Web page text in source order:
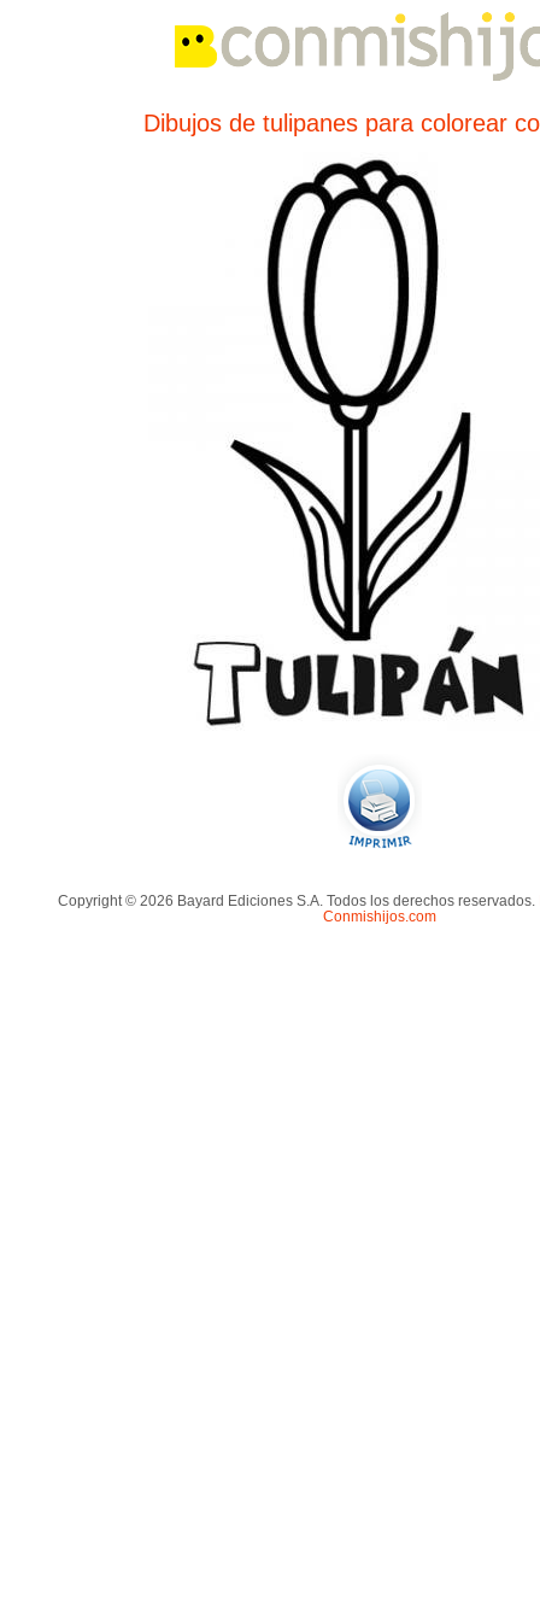
Dibujos de tulipanes para colorear
Copyright © 2026 Bayard Ediciones S.A. Todos los derechos reservados.
Conmishijos.com